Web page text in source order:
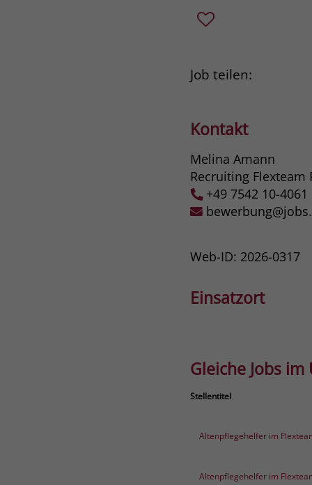
Job teilen:
Kontakt
Melina Amann
Recruiting Flexteam
+49 7542 10-4061
Web-ID: 2026-0317
Einsatzort
Gleiche Jobs im
Stellentitel
Altenpflegehelfer im
Altenpflegehelfer im